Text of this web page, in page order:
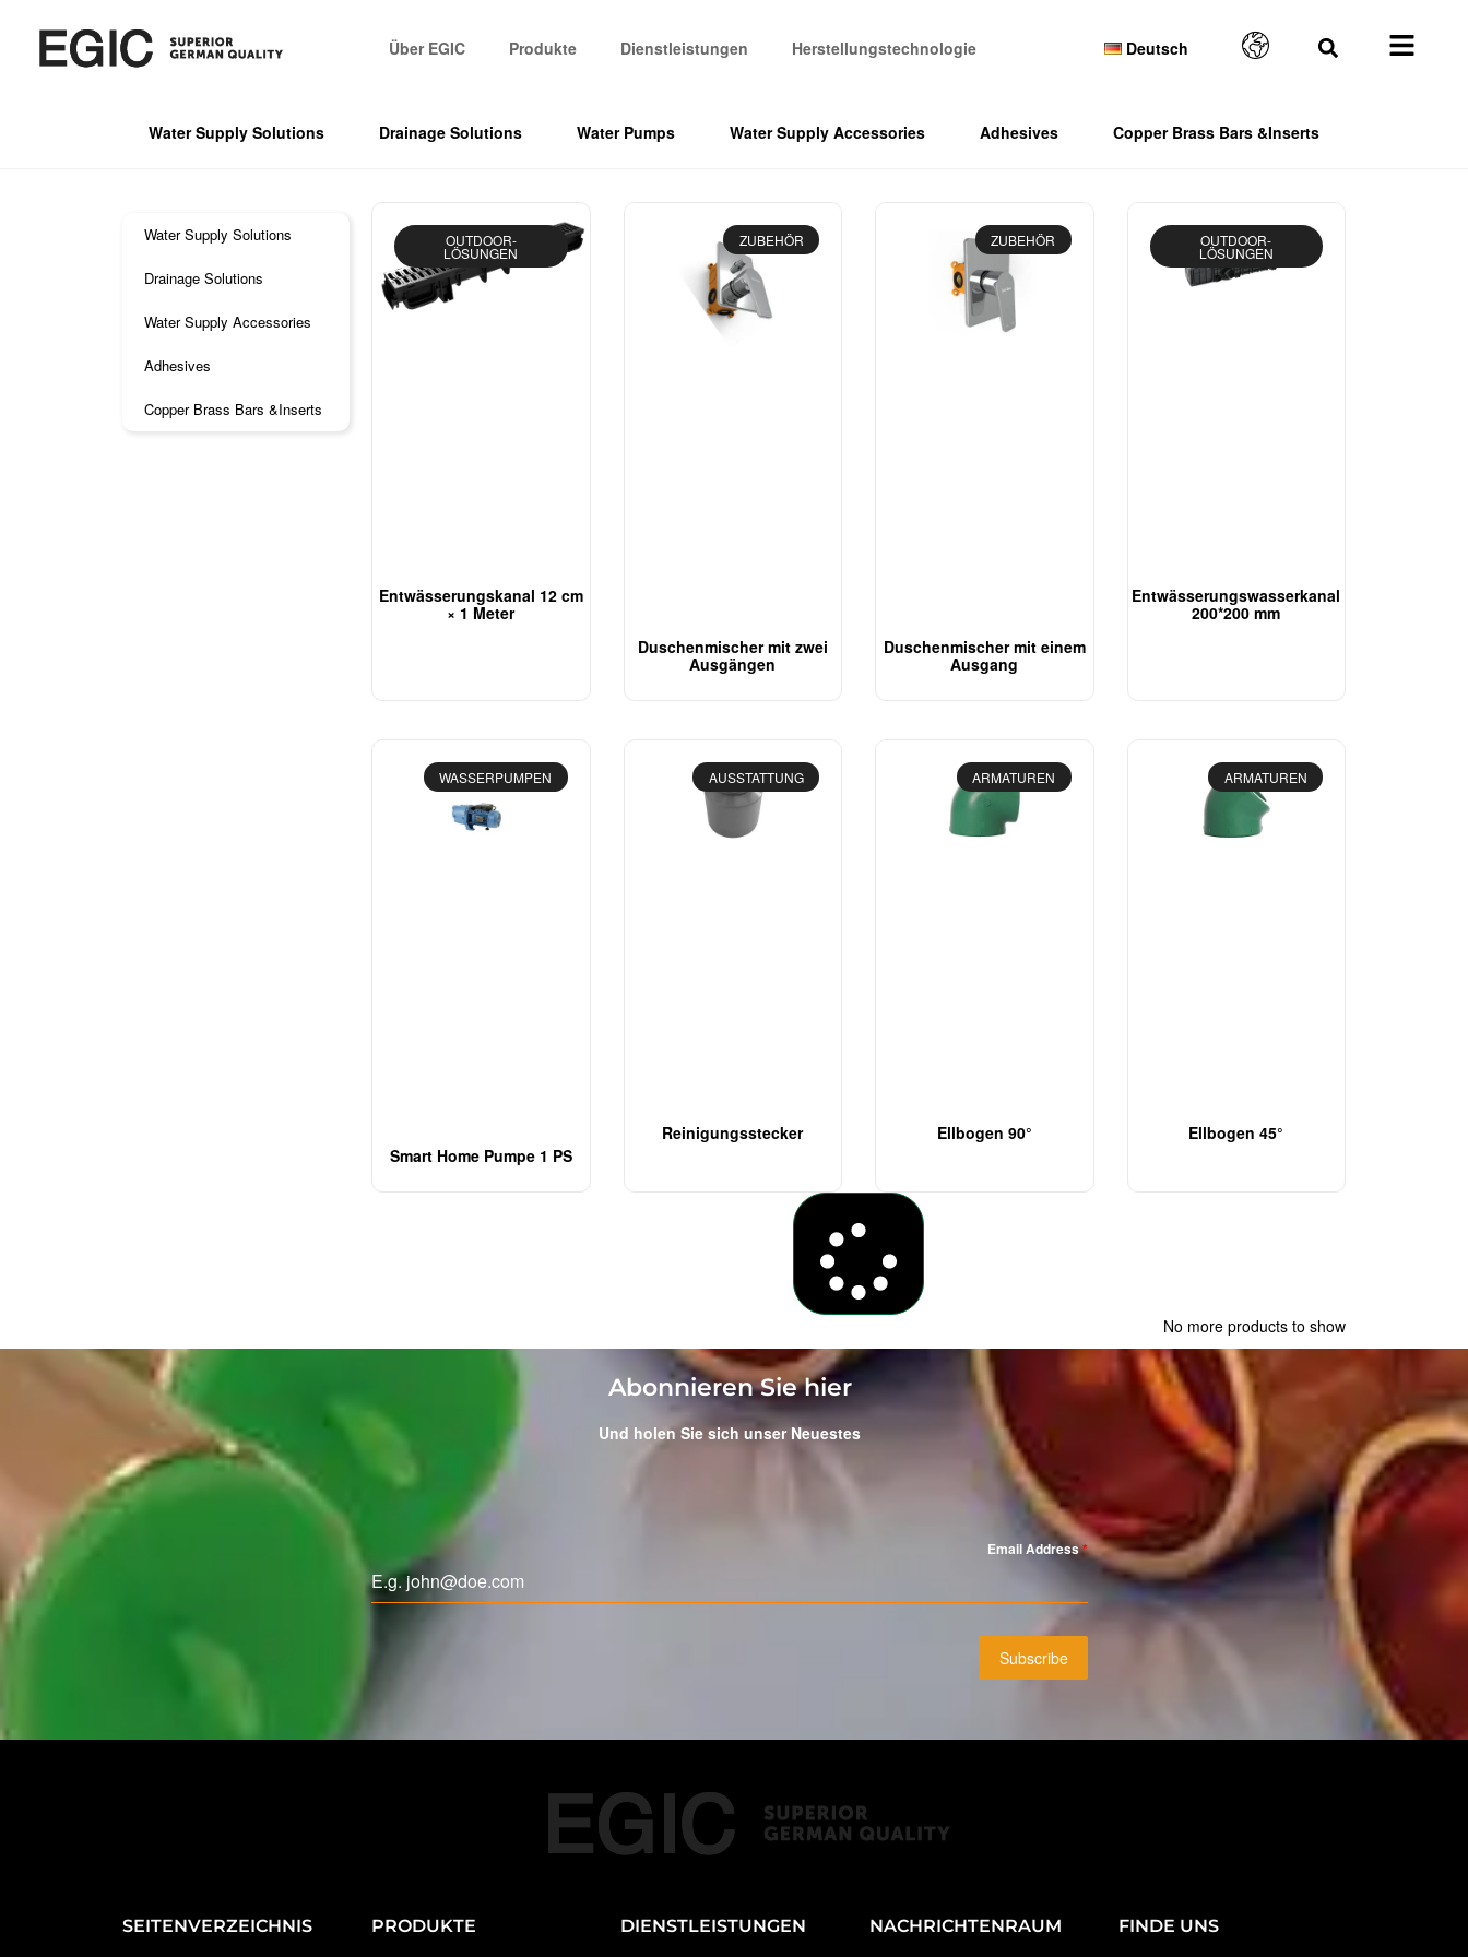
Über EGIC Produkte Dienstleistungen Herstellungstechnologie Deutsch
Water Supply Solutions Drainage Solutions Water Pumps Water Supply Accessories Adhesives Copper Brass Bars &Inserts
Water Supply Solutions
Drainage Solutions
Water Supply Accessories
Adhesives
Copper Brass Bars &Inserts
OUTDOOR-
LÖSUNGEN
Entwässerungskanal 12 cm
× 1 Meter
ZUBEHÖR
Duschenmischer mit zwei
Ausgängen
ZUBEHÖR
Duschenmischer mit einem
Ausgang
OUTDOOR-
LÖSUNGEN
Entwässerungswasserkanal
200*200 mm
WASSERPUMPEN
Smart Home Pumpe 1 PS
AUSSTATTUNG
Reinigungsstecker
ARMATUREN
Ellbogen 90°
ARMATUREN
Ellbogen 45°
No more products to show
Abonnieren Sie hier
Und holen Sie sich unser Neuestes
Email Address*
Subscribe
SEITENVERZEICHNIS PRODUKTE DIENSTLEISTUNGEN NACHRICHTENRAUM FINDE UNS